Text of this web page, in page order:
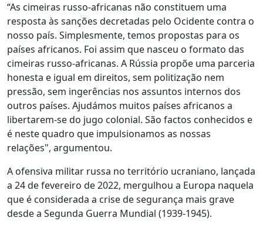
“As cimeiras russo-africanas não constituem uma
resposta às sanções decretadas pelo Ocidente contra o
nosso país. Simplesmente, temos propostas para os
países africanos. Foi assim que nasceu o formato das
cimeiras russo-africanas. A Rússia propõe uma parceria
honesta e igual em direitos, sem politização nem
pressão, sem ingerências nos assuntos internos dos
outros países. Ajudámos muitos países africanos a
libertarem-se do jugo colonial. São factos conhecidos e
é neste quadro que impulsionamos as nossas
relações", argumentou.
A ofensiva militar russa no território ucraniano, lançada
a 24 de fevereiro de 2022, mergulhou a Europa naquela
que é considerada a crise de segurança mais grave
desde a Segunda Guerra Mundial (1939-1945).